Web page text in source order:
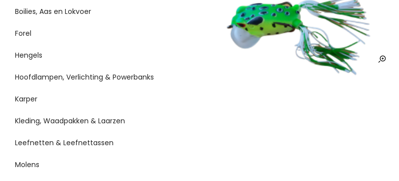
Boilies, Aas en Lokvoer
Forel
Hengels
Hoofdlampen, Verlichting & Powerbanks
Karper
Kleding, Waadpakken & Laarzen
Leefnetten & Leefnettassen
Molens